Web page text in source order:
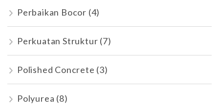
Perbaikan Bocor (4)
Perkuatan Struktur (7)
Polished Concrete (3)
Polyurea (8)